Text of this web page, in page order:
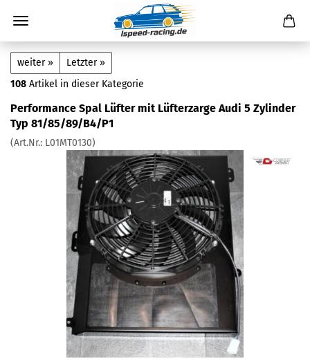
weiter »
Letzter »
108 Artikel in dieser Kategorie
Performance Spal Lüfter mit Lüfterzarge Audi 5 Zylinder
Typ 81/85/89/B4/P1
(Art.Nr.: L01MT0130)